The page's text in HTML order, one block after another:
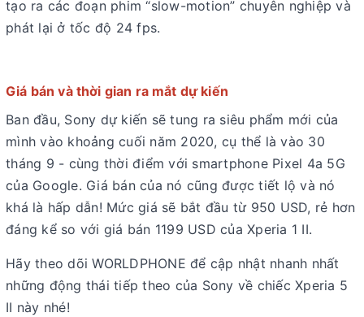
tạo ra các đoạn phim “slow-motion” chuyên nghiệp và
phát lại ở tốc độ 24 fps.
Giá bán và thời gian ra mắt dự kiến
Ban đầu, Sony dự kiến sẽ tung ra siêu phẩm mới của
mình vào khoảng cuối năm 2020, cụ thể là vào 30
tháng 9 - cùng thời điểm với smartphone Pixel 4a 5G
của Google. Giá bán của nó cũng được tiết lộ và nó
khá là hấp dẫn! Mức giá sẽ bắt đầu từ 950 USD, rẻ hơn
đáng kể so với giá bán 1199 USD của Xperia 1 II.
Hãy theo dõi WORLDPHONE để cập nhật nhanh nhất
những động thái tiếp theo của Sony về chiếc Xperia 5
II này nhé!